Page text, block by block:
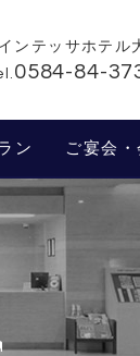
ンテッサホテル
0584-84-
ン ご宴会・